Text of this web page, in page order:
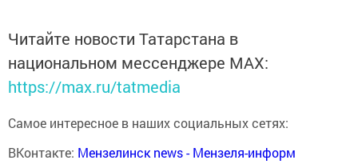
Читайте новости Татарстана в
национальном мессенджере MАХ:
https://max.ru/tatmedia
Самое интересное в наших социальных сетях:
ВКонтакте: Мензелинск news - Мензеля-информ